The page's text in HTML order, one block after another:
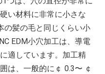
い材料に非常に小さな
の髪の毛と同じくらい小
EDM小穴加工は、導電
適しています。加工精
は、一般的に￠ 0.3〜 ￠